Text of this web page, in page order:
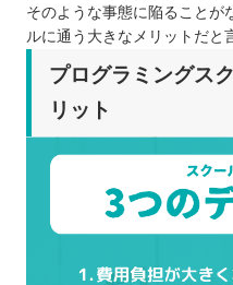
そのような事態に陥ることが
ルに通う大きなメリットだと
プログラミングス
リット